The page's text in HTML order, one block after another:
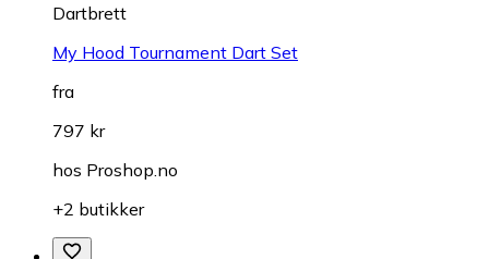
Dartbrett
My Hood Tournament Dart Set
fra
797 kr
hos Proshop.no
+2 butikker